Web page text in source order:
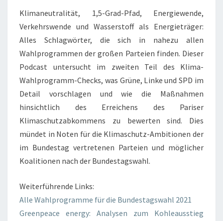
Klimaneutralität, 1,5-Grad-Pfad, Energiewende,
Verkehrswende und Wasserstoff als Energieträger:
Alles Schlagwörter, die sich in nahezu allen
Wahlprogrammen der großen Parteien finden. Dieser
Podcast untersucht im zweiten Teil des Klima-
Wahlprogramm-Checks, was Grüne, Linke und SPD im
Detail vorschlagen und wie die Maßnahmen
hinsichtlich des Erreichens des Pariser
Klimaschutzabkommens zu bewerten sind. Dies
mündet in Noten für die Klimaschutz-Ambitionen der
im Bundestag vertretenen Parteien und möglicher
Koalitionen nach der Bundestagswahl.
Weiterführende Links:
Alle Wahlprogramme für die Bundestagswahl 2021
Greenpeace energy: Analysen zum Kohleausstieg